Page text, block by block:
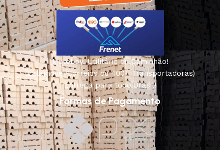
Motoboy, Utilitário ou Caminhão!
(Lalamove, Correios ou 400+ Transportadoras)
Entrega para todo Brasil!
Formas de Pagamento